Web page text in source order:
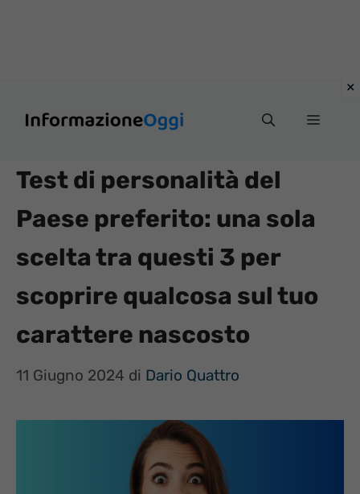
Menu
Test di personalità del
Paese preferito: una sola
scelta tra questi 3 per
scoprire qualcosa sul tuo
carattere nascosto
11 Giugno 2024 di Dario Quattro